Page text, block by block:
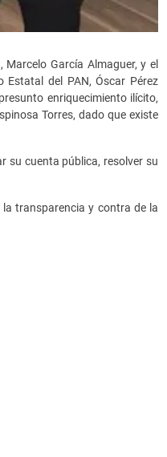
García Almaguer, y el
Estatal del PAN, Óscar Pérez
enriquecimiento ilícito,
Torres, dado que existe
su cuenta pública, resolver su
transparencia y contra de la